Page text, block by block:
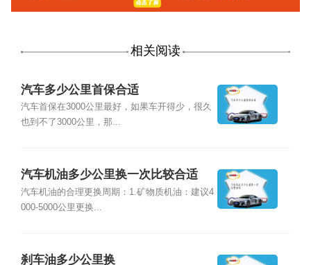
相关阅读
汽车多少公里首保合适
汽车首保在3000公里最好，如果车开得少，很久
也到不了3000公里，那...
汽车机油多少公里换一次比较合适
汽车机油的合理更换周期：1.矿物质机油：建议4
000-5000公里更换...
刹车油多少公里换